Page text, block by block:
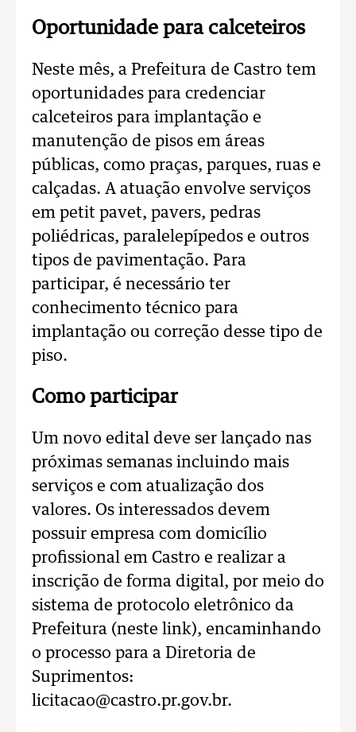
Oportunidade para calceteiros
Neste mês, a Prefeitura de Castro tem
oportunidades para credenciar
calceteiros para implantação e
manutenção de pisos em áreas
públicas, como praças, parques, ruas e
calçadas. A atuação envolve serviços
em petit pavet, pavers, pedras
poliédricas, paralelepípedos e outros
tipos de pavimentação. Para
participar, é necessário ter
conhecimento técnico para
implantação ou correção desse tipo de
piso.
Como participar
Um novo edital deve ser lançado nas
próximas semanas incluindo mais
serviços e com atualização dos
valores. Os interessados devem
possuir empresa com domicílio
profissional em Castro e realizar a
inscrição de forma digital, por meio do
sistema de protocolo eletrônico da
Prefeitura (neste link), encaminhando
o processo para a Diretoria de
Suprimentos:
licitacao@castro.pr.gov.br.